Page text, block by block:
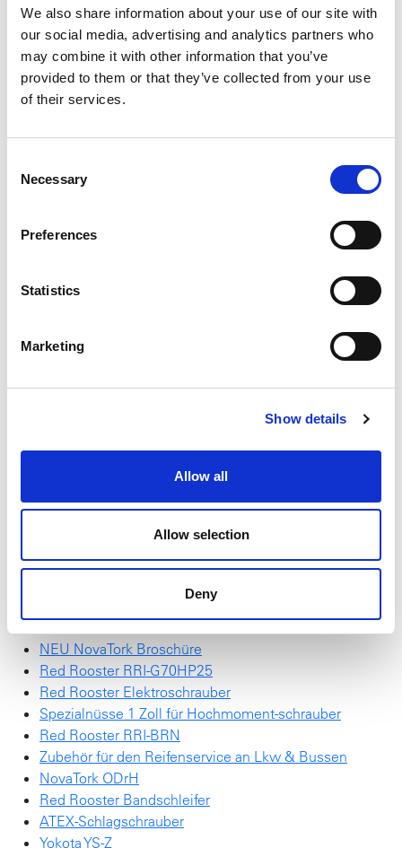
We also share information about your use of our site with
our social media, advertising and analytics partners who
may combine it with other information that you’ve
provided to them or that they’ve collected from your use
of their services.
Selection
Necessary
Preferences
Statistics
Marketing
Show details
Allow all
Allow selection
Deny
Dieser Schlagschrauber von RED ROOSTER hat ein
hervorragendes Gewichts-/Leistungsverhältnis. Der RRI-
1031 wurde für Montage- und Demontageanwendungen
entwickelt. Der 3-Backen-Schlagmechanismus sorgt für
industriellen Einsatz geeignet. Das geringe Gewicht des
Werkzeugs gewährleistet die perfekte Handhabung.
• Ergonomisches Design, gut ausbalanciert
• Schalldämpfender Auspuff durch den Griff
Produktübersichtsblatt.
Red Rooster Akku-Abschalt-Impulsschrauber
NEU NovaTork Broschüre
Red Rooster RRI-G70HP25
Red Rooster Elektroschrauber
Spezialnüsse 1 Zoll für Hochmoment-schrauber
Red Rooster RRI-BRN
Zubehör für den Reifenservice an Lkw & Bussen
NovaTork ODrH
Red Rooster Bandschleifer
ATEX-Schlagschrauber
Yokota YS-Z